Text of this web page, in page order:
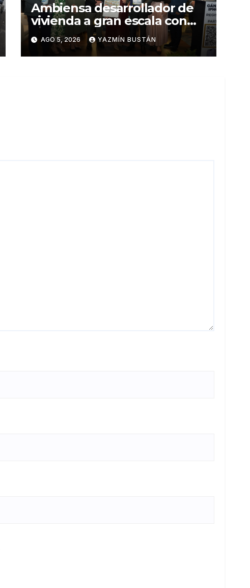
Ambiensa desarrollador de
vivienda a gran escala con
estándares internacionales
de sostenibilidad
AGO 5, 2026 YAZMÍN BUSTÁN